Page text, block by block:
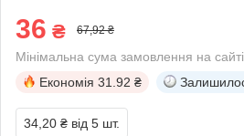
36 ₴ 67,92 ₴
Мінімальна сума замовлення на
Економія 31.92 ₴
34,20 ₴ від 5 шт.